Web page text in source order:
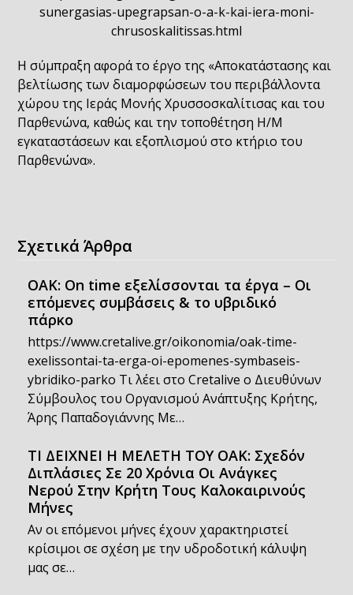
sunergasias-upegrapsan-o-a-k-kai-iera-moni-
chrusoskalitissas.html
Η σύμπραξη αφορά το έργο της «Αποκατάστασης και
βελτίωσης των διαμορφώσεων του περιβάλλοντα
χώρου της Ιεράς Μονής Χρυσσοσκαλίτισας και του
Παρθενώνα, καθώς και την τοποθέτηση Η/Μ
εγκαταστάσεων και εξοπλισμού στο κτήριο του
Παρθενώνα».
Σχετικά Άρθρα
OAK: On time εξελίσσονται τα έργα – Οι
επόμενες συμβάσεις & το υβριδικό
πάρκο
https://www.cretalive.gr/oikonomia/oak-time-
exelissontai-ta-erga-oi-epomenes-symbaseis-
ybridiko-parko Τι λέει στο Cretalive ο Διευθύνων
Σύμβουλος του Οργανισμού Ανάπτυξης Κρήτης,
Άρης Παπαδογιάννης Με…
ΤΙ ΔΕΙΧΝΕΙ Η ΜΕΛΕΤΗ ΤΟΥ ΟΑΚ: Σχεδόν
Διπλάσιες Σε 20 Χρόνια Οι Ανάγκες
Νερού Στην Κρήτη Τους Καλοκαιρινούς
Μήνες
Αν οι επόμενοι μήνες έχουν χαρακτηριστεί
κρίσιμοι σε σχέση με την υδροδοτική κάλυψη
μας σε…